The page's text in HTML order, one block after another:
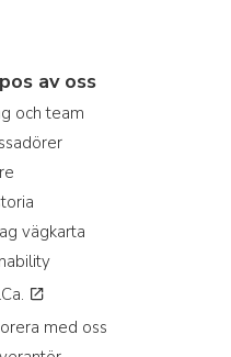
av oss
och team
vägkarta
med oss